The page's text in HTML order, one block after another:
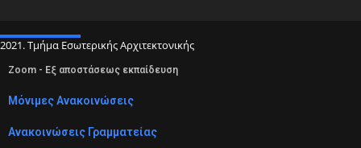
2021. Τμήμα Εσωτερικής Αρχιτεκτονικής
Zoom - Εξ αποστάσεως εκπαίδευση
Μόνιμες Ανακοινώσεις
Ανακοινώσεις Γραμματείας